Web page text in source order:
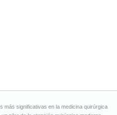
más significativas en la medicina quirúrgica